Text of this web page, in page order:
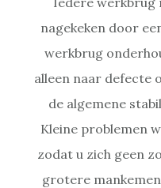
nagekeken door
werkbrug
alleen naar defecte
de algemene
Kleine problemen
zodat u zich geen
grotere